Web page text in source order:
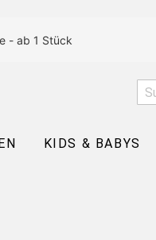
- ab 1 Stück
KIDS & BABYS